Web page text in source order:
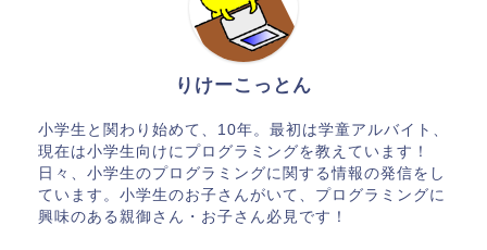
りけーこっとん
小学生と関わり始めて、10年。最初は学童アルバイト、
現在は小学生向けにプログラミングを教えています！
日々、小学生のプログラミングに関する情報の発信をし
ています。小学生のお子さんがいて、プログラミングに
興味のある親御さん・お子さん必見です！